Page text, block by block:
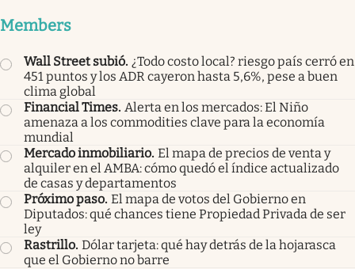
Members
Wall Street subió. ¿Todo costo local? riesgo país cerró en
451 puntos y los ADR cayeron hasta 5,6%, pese a buen
clima global
Financial Times. Alerta en los mercados: El Niño
amenaza a los commodities clave para la economía
mundial
Mercado inmobiliario. El mapa de precios de venta y
alquiler en el AMBA: cómo quedó el índice actualizado
de casas y departamentos
Próximo paso. El mapa de votos del Gobierno en
Diputados: qué chances tiene Propiedad Privada de ser
ley
Rastrillo. Dólar tarjeta: qué hay detrás de la hojarasca
que el Gobierno no barre